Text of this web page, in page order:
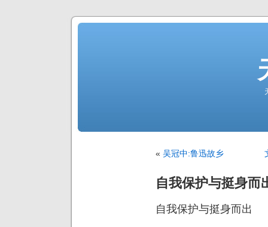
« 吴冠中:鲁迅故乡
自我保护与挺身而
自我保护与挺身而出